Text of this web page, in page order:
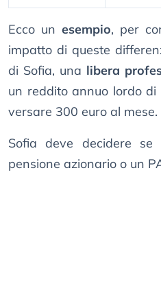
Ecco un esempio, per
impatto di queste
di Sofia, una libera
un reddito annuo lordo
versare 300 euro al mese.
Sofia deve decidere se
pensione azionario o un